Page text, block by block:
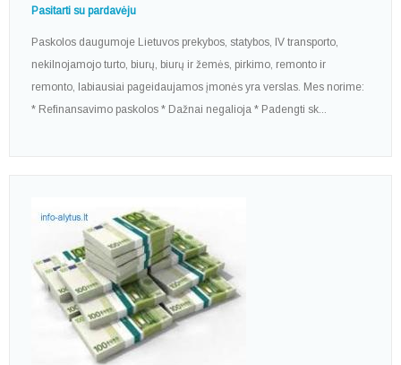
Pasitarti su pardavėju
Paskolos daugumoje Lietuvos prekybos, statybos, IV transporto,
nekilnojamojo turto, biurų, biurų ir žemės, pirkimo, remonto ir
remonto, labiausiai pageidaujamos įmonės yra verslas. Mes norime:
* Refinansavimo paskolos * Dažnai negalioja * Padengti sk...